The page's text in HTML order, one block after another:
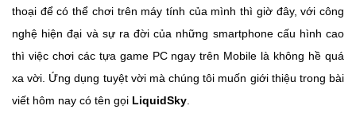
thoại để có thể chơi trên máy tính của mình thì giờ đây, với công
nghệ hiện đại và sự ra đời của những smartphone cấu hình cao
thì việc chơi các tựa game PC ngay trên Mobile là không hề quá
xa vời. Ứng dụng tuyệt vời mà chúng tôi muốn giới thiệu trong bài
viết hôm nay có tên gọi LiquidSky